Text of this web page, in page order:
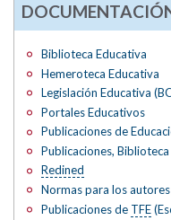
Biblioteca Educativa
Hemeroteca Educativa
Legislación Educativa
Portales Educativos
Publicaciones de
Publicaciones,
Redined
Normas para los autores
Publicaciones de TFE